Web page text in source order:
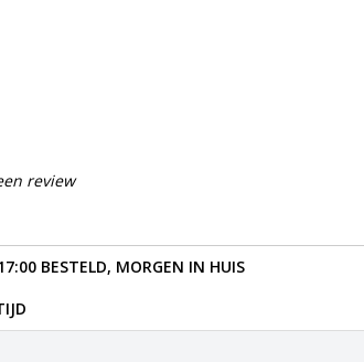
review
BESTELD, MORGEN IN HUIS